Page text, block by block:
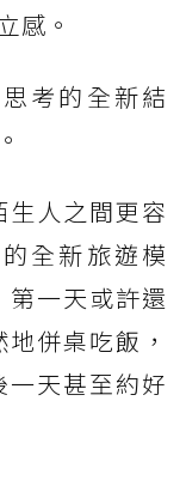
感。
考的全新結
人之間更容
全新旅遊模
一天或許還
併桌吃飯，
天甚至約好